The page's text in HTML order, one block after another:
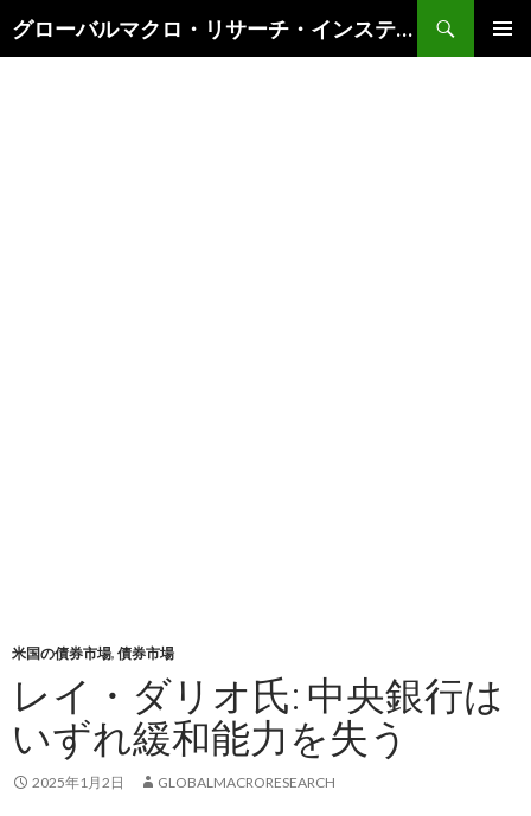
グローバルマクロ・リサーチ・インスティテュート
索
米国の債券市場, 債券市場
レイ・ダリオ氏: 中央銀行は
いずれ緩和能力を失う
2025年1月2日 GLOBALMACRORESEARCH